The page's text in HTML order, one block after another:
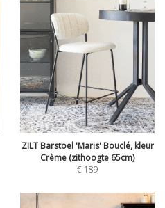
ZILT Barstoel 'Maris' Bouclé, kleur
Crème (zithoogte 65cm)
€ 189